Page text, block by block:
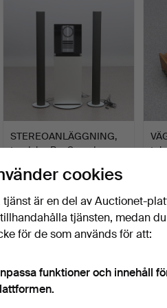
STEREOANLÄGGNING,
tre delar, BeoSound
17 bud
296 USD 37
cookies
tjänst är en del av Auctionet-
tjänsten, medan
för de som används för att:
funktioner och innehåll